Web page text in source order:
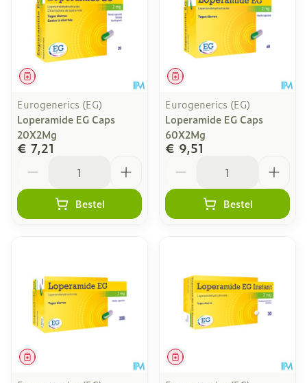
Geneesmiddel
Eurogenerics (EG)
Loperamide EG Caps
20X2Mg
€ 7,21
Bestel
Geneesmiddel
Eurogenerics (EG)
Loperamide EG Caps
60X2Mg
€ 9,51
Bestel
Geneesmiddel Geneesmiddel